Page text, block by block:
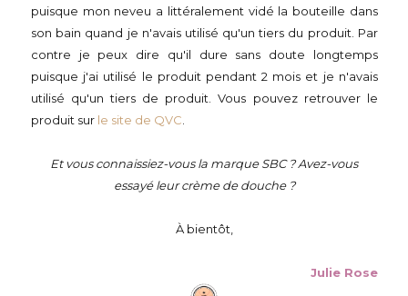
puisque mon neveu a littéralement vidé la bouteille dans
son bain quand je n'avais utilisé qu'un tiers du produit. Par
contre je peux dire qu'il dure sans doute longtemps
puisque j'ai utilisé le produit pendant 2 mois et je n'avais
utilisé qu'un tiers de produit. Vous pouvez retrouver le
produit sur le site de QVC
Et vous connaissiez-vous la marque SBC ? Avez-vous
essayé leur crème de douche ?
À bientôt,
Julie Rose